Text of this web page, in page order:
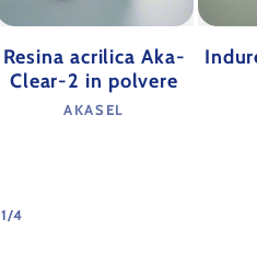
Resina acrilica Aka-
Clear-2 in polvere
Produttore:
AKASEL
1/su
4